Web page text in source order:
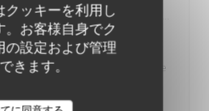
クッキーを利用し
。お客様自身でク
の設定および管理
きます。
fumés, camembert, crème
EUR